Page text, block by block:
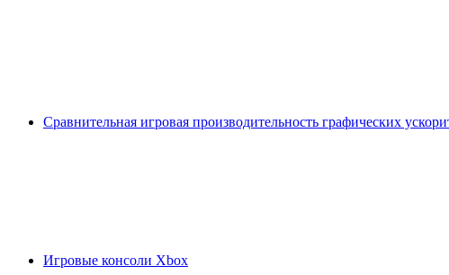
Сравнительная игровая производительность графических
Игровые консоли Xbox